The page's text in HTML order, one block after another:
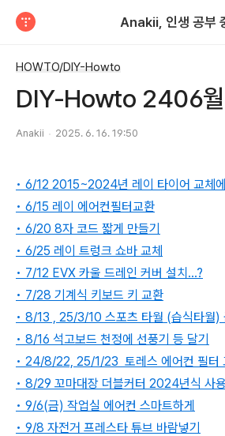
Anakii, 인생 공부
HOWTO/DIY-Howto
DIY-Howto 2406
Anakii 2025. 6. 16. 19:50
• 6/12 2015~2024년 레이 타이어 교체
• 6/15 레이 에어컨필터교환
• 6/20 8자 코드 짧게 만들기
• 6/25 레이 트렁크 쇼바 교체
• 7/12 EVX 카울 드레인 커버 설치...?
• 7/28 기계식 키보드 키 교환
• 8/13 , 25/3/10 스포츠 타월 (습식타월)
• 8/16 석고보드 천정에 선풍기 등 달기
• 24/8/22, 25/1/23 토레스 에어컨 필터
• 8/29 꼬마대장 더블커터 2024년식 사
• 9/6(금) 작업실 에어컨 스마트하게
• 9/8 자전거 프레스타 튜브 바람넣기